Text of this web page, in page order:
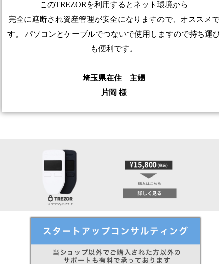
このTREZORを利用するとネット環境から
完全に遮断され資産管理が安全になりますので、オススメで
す。 パソコンとケーブルでつないで使用しますので持ち運
も便利です。
埼玉県在住 主婦
片岡 様